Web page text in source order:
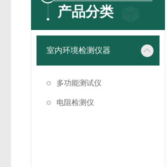
产品分类
室内环境检测仪器
多功能测试仪
电阻检测仪